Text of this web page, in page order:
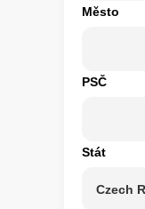
Město
PSČ
Stát